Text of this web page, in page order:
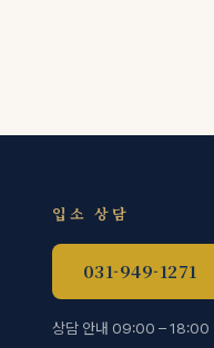
입소 상담
031-949-1271
상담 안내 09:00 – 18:00